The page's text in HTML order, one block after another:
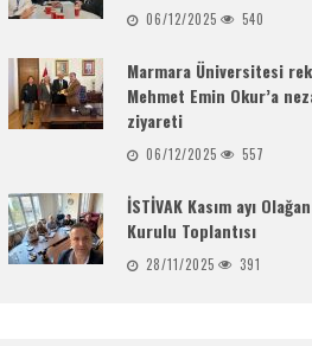
06/12/2025 540
Marmara Üniversitesi
Mehmet Emin Okur’a
ziyareti
06/12/2025 557
İSTİVAK Kasım ayı
Kurulu Toplantısı
28/11/2025 391